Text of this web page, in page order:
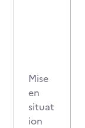
Mise
en
situat
ion